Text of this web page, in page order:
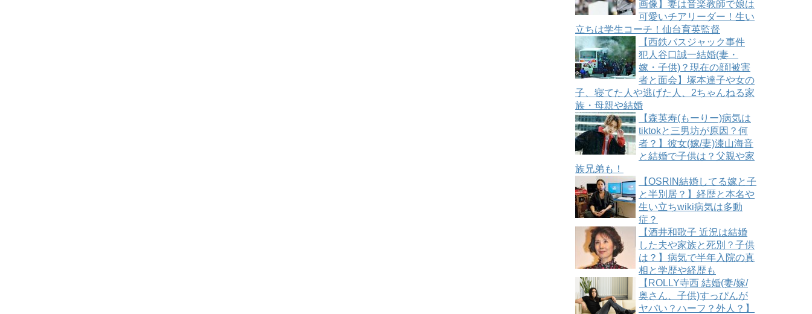
画像】妻は音楽教師で娘は
可愛いチアリーダー！生い
立ちは学生コーチ！仙台育英監督
【西鉄バスジャック事件
犯人谷口誠一結婚(妻・
嫁・子供)？現在の顔!被害
者と面会】塚本達子や女の
子、寝てた人や逃げた人、2ちゃんねる家
族・母親や結婚
【森英寿(もーりー)病気は
tiktokと三男坊が原因？何
者？】彼女(嫁/妻)漆山海音
と結婚で子供は？父親や家
族兄弟も！
【OSRIN結婚してる嫁と子
と半別居？】経歴と本名や
生い立ちwiki病気は多動
症？
【酒井和歌子 近況は結婚
した夫や家族と死別？子供
は？】病気で半年入院の真
相と学歴や経歴も
【ROLLY寺西 結婚(妻/嫁/
奥さん、子供)すっぴんが
ヤバい？ハーフ？外人？】